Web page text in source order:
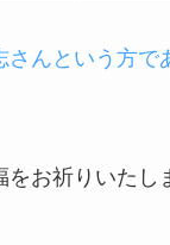
さんという方で
お祈りいたし